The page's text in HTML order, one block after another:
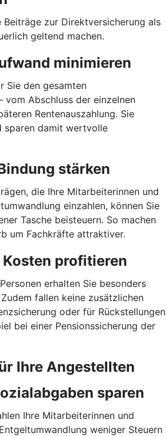
Beiträge zur Direktversicherung als
geltend machen.
minimieren
Sie den gesamten
vom Abschluss der einzelnen
Rentenauszahlung. Sie
sparen damit wertvolle
stärken
die Ihre Mitarbeiterinnen und
einzahlen, können Sie
Tasche beisteuern. So machen
um Fachkräfte attraktiver.
profitieren
erhalten Sie besonders
fallen keine zusätzlichen
oder für Rückstellungen
bei einer Pensionssicherung der
Ihre Angestellten
sparen
Ihre Mitarbeiterinnen und
weniger Steuern